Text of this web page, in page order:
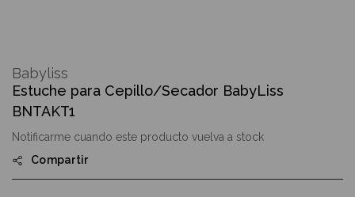
the
beginning
of
the
images
Estuche para Cepillo/Secador BabyLiss
BNTAKT1
Compartir
Notificarme cuando este producto vuelva a stock
Babyliss